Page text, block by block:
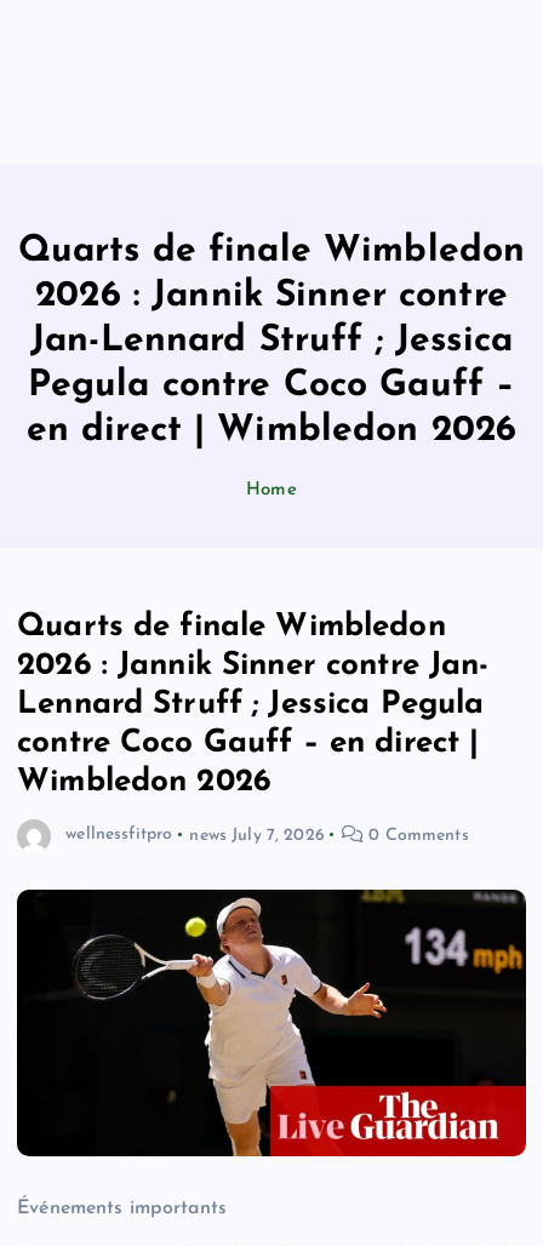
Quarts de finale Wimbledon
2026 : Jannik Sinner contre
Jan-Lennard Struff ; Jessica
Pegula contre Coco Gauff –
en direct | Wimbledon 2026
Home
Quarts de finale Wimbledon
2026 : Jannik Sinner contre Jan-
Lennard Struff ; Jessica Pegula
contre Coco Gauff – en direct |
Wimbledon 2026
wellnessfitpro news July 7, 2026 0 Comments
Événements importants